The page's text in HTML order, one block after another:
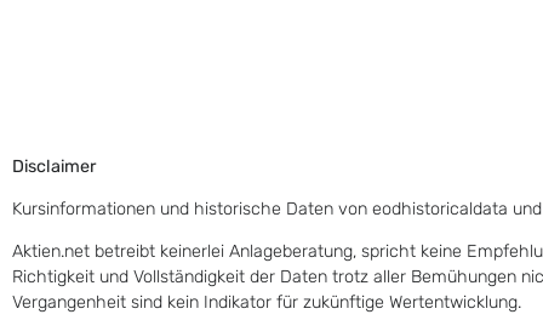
Disclaimer
Kursinformationen und historische Daten von eodhistoricaldata und
Aktien.net betreibt keinerlei Anlageberatung, spricht keine
Richtigkeit und Vollständigkeit der Daten trotz aller Bemühungen
Vergangenheit sind kein Indikator für zukünftige Wertentwicklung.